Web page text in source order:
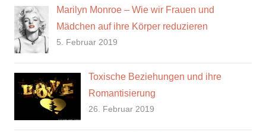
Marilyn Monroe – Wie wir Frauen und
Mädchen auf ihre Körper reduzieren
5. Februar 2019
Toxische Beziehungen und ihre
Romantisierung
26. Februar 2019